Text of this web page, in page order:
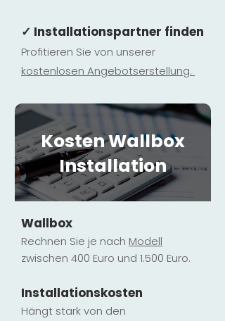
✓ Installationspartner finden
Profitieren Sie von unserer
kostenlosen Angebotserstellung.
Kosten Wallbox
Installation
Wallbox
Rechnen Sie je nach Modell
zwischen 400 Euro und 1.500 Euro.
Installationskosten
Hängt stark von den